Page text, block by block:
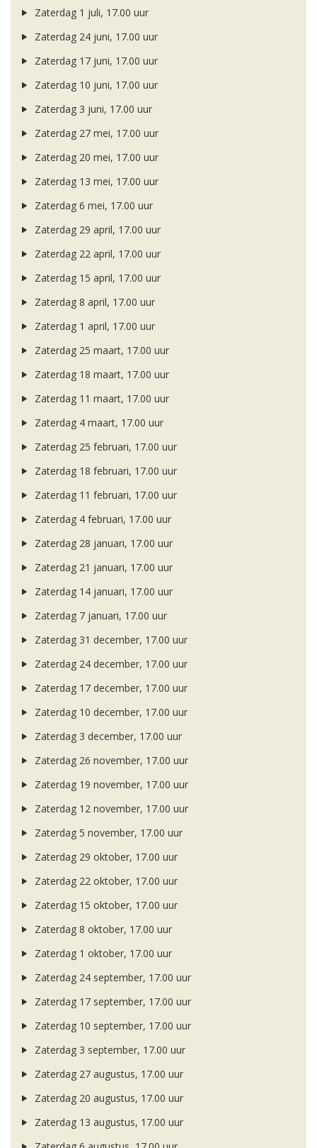
Zaterdag 1 juli, 17.00 uur
Zaterdag 24 juni, 17.00 uur
Zaterdag 17 juni, 17.00 uur
Zaterdag 10 juni, 17.00 uur
Zaterdag 3 juni, 17.00 uur
Zaterdag 27 mei, 17.00 uur
Zaterdag 20 mei, 17.00 uur
Zaterdag 13 mei, 17.00 uur
Zaterdag 6 mei, 17.00 uur
Zaterdag 29 april, 17.00 uur
Zaterdag 22 april, 17.00 uur
Zaterdag 15 april, 17.00 uur
Zaterdag 8 april, 17.00 uur
Zaterdag 1 april, 17.00 uur
Zaterdag 25 maart, 17.00 uur
Zaterdag 18 maart, 17.00 uur
Zaterdag 11 maart, 17.00 uur
Zaterdag 4 maart, 17.00 uur
Zaterdag 25 februari, 17.00 uur
Zaterdag 18 februari, 17.00 uur
Zaterdag 11 februari, 17.00 uur
Zaterdag 4 februari, 17.00 uur
Zaterdag 28 januari, 17.00 uur
Zaterdag 21 januari, 17.00 uur
Zaterdag 14 januari, 17.00 uur
Zaterdag 7 januari, 17.00 uur
Zaterdag 31 december, 17.00 uur
Zaterdag 24 december, 17.00 uur
Zaterdag 17 december, 17.00 uur
Zaterdag 10 december, 17.00 uur
Zaterdag 3 december, 17.00 uur
Zaterdag 26 november, 17.00 uur
Zaterdag 19 november, 17.00 uur
Zaterdag 12 november, 17.00 uur
Zaterdag 5 november, 17.00 uur
Zaterdag 29 oktober, 17.00 uur
Zaterdag 22 oktober, 17.00 uur
Zaterdag 15 oktober, 17.00 uur
Zaterdag 8 oktober, 17.00 uur
Zaterdag 1 oktober, 17.00 uur
Zaterdag 24 september, 17.00 uur
Zaterdag 17 september, 17.00 uur
Zaterdag 10 september, 17.00 uur
Zaterdag 3 september, 17.00 uur
Zaterdag 27 augustus, 17.00 uur
Zaterdag 20 augustus, 17.00 uur
Zaterdag 13 augustus, 17.00 uur